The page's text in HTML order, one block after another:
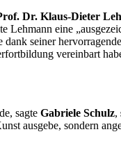
Dr. Klaus-Dieter
eine
seiner
vereinbart
sagte Gabriele Schulz,
ausgebe, sondern